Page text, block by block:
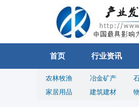
首页 行业资讯
农林牧渔 冶金矿产
家居用品
建筑建材